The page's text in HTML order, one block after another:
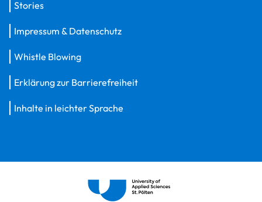
Stories
Impressum & Datenschutz
Whistle Blowing
Erklärung zur Barrierefreiheit
Inhalte in leichter Sprache